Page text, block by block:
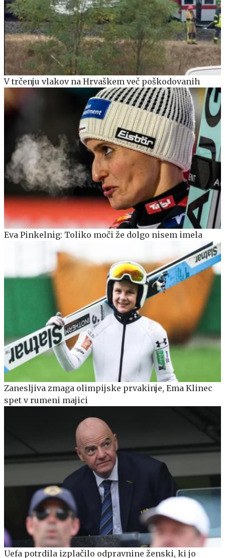
V trčenju vlakov na Hrvaškem več poškodovanih
Eva Pinkelnig: Toliko moči že dolgo nisem imela
Zanesljiva zmaga olimpijske prvakinje, Ema Klinec
spet v rumeni majici
Uefa potrdila izplačilo odpravnine ženski, ki jo